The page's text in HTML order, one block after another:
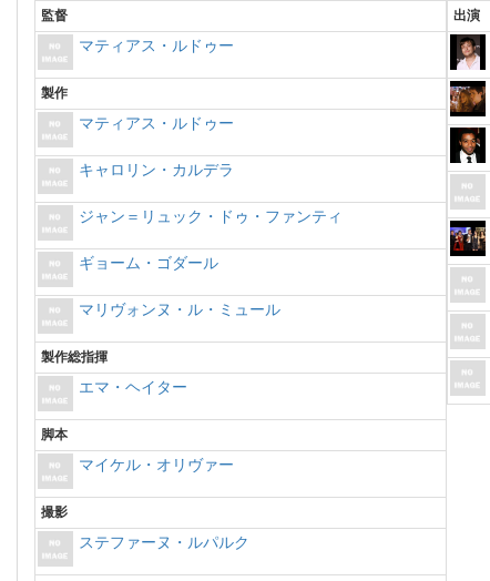
監督
マティアス・ルドゥー
製作
マティアス・ルドゥー
キャロリン・カルデラ
ジャン＝リュック・ドゥ・ファンティ
ギョーム・ゴダール
マリヴォンヌ・ル・ミュール
製作総指揮
エマ・ヘイター
脚本
マイケル・オリヴァー
撮影
ステファーヌ・ルパルク
出演